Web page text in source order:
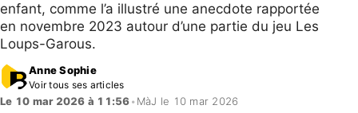
enfant, comme l’a illustré une anecdote rapportée
en novembre 2023 autour d’une partie du jeu Les
Loups-Garous.
Anne Sophie
Voir tous ses articles
Le 10 mar 2026 à 11:56• MàJ le 10 mar 2026